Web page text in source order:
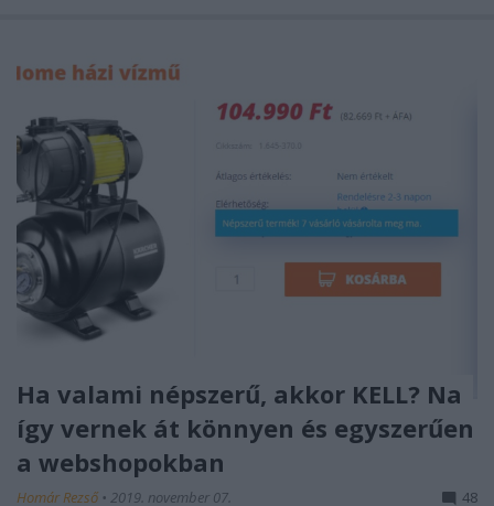
Ha valami népszerű, akkor KELL? Na
így vernek át könnyen és egyszerűen
a webshopokban
Homár Rezső • 2019. november 07. 48